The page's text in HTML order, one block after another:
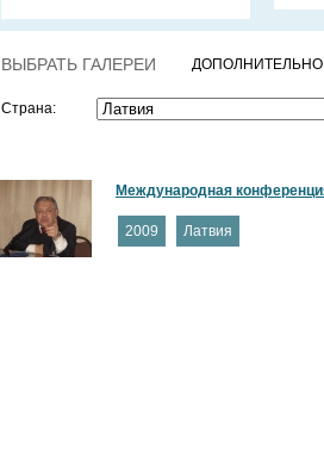
ВЫБРАТЬ ГАЛЕРЕИ
Страна:
Международная
2009 Латвия